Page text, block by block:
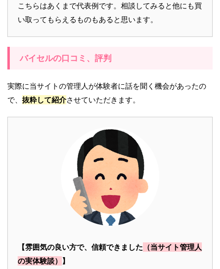
こちらはあくまで代表例です。相談してみると他にも買
い取ってもらえるものもあると思います。
バイセルの口コミ、評判
実際に当サイトの管理人が体験者に話を聞く機会があったの
で、 抜粋して紹介させていただきます。
【雰囲気の良い方で、信頼できました （当サイト管理人
の実体験談） 】